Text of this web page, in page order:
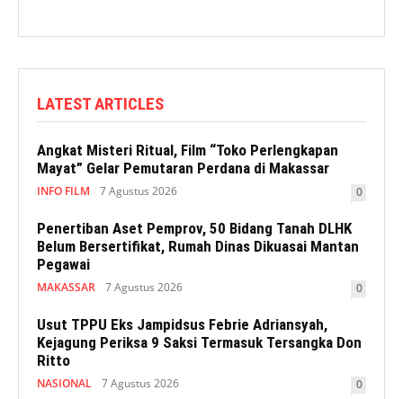
LATEST ARTICLES
Angkat Misteri Ritual, Film “Toko Perlengkapan
Mayat” Gelar Pemutaran Perdana di Makassar
INFO FILM 7 Agustus 2026 0
Penertiban Aset Pemprov, 50 Bidang Tanah DLHK
Belum Bersertifikat, Rumah Dinas Dikuasai Mantan
Pegawai
MAKASSAR 7 Agustus 2026 0
Usut TPPU Eks Jampidsus Febrie Adriansyah,
Kejagung Periksa 9 Saksi Termasuk Tersangka Don
Ritto
NASIONAL 7 Agustus 2026 0